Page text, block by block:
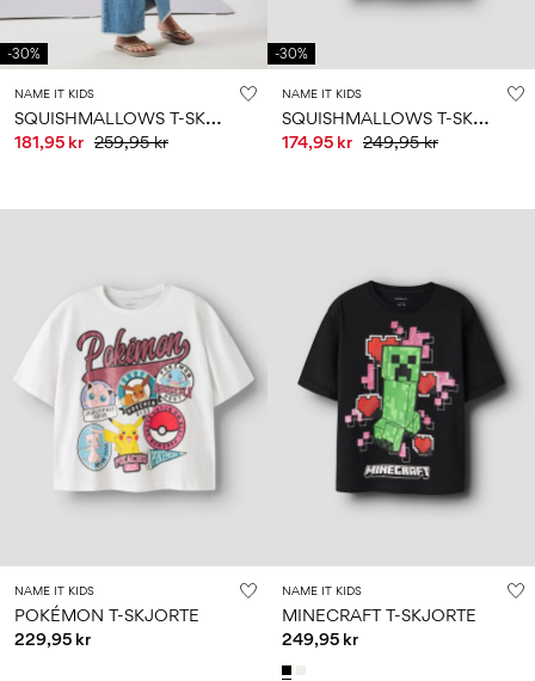
-30%
NAME IT KIDS
S
QUISHMALLOWS T-SKJORTE
181,95 kr 259,95 kr
-30%
NAME IT KIDS
S
QUISHMALLOWS T-SKJORTE
174,95 kr 249,95 kr
NAME IT KIDS
POKÉMON T-SKJORTE
229,95 kr
NAME IT KIDS
MINECRAFT T-SKJORTE
249,95 kr